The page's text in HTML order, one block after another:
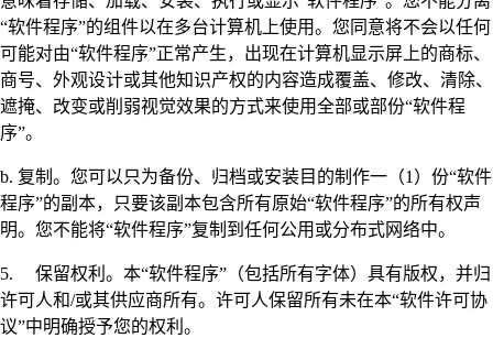
“软件程序”的组件以在多台计算机上使用。您同意将不会以任何
可能对由“软件程序”正常产生，出现在计算机显示屏上的商标、
商号、外观设计或其他知识产权的内容造成覆盖、修改、清除、
遮掩、改变或削弱视觉效果的方式来使用全部或部份“软件程
序”。
b. 复制。您可以只为备份、归档或安装目的制作一（1）份“软件
程序”的副本，只要该副本包含所有原始“软件程序”的所有权声
明。您不能将“软件程序”复制到任何公用或分布式网络中。
5. 保留权利。本“软件程序”（包括所有字体）具有版权，并归
许可人和/或其供应商所有。许可人保留所有未在本“软件许可协
议”中明确授予您的权利。